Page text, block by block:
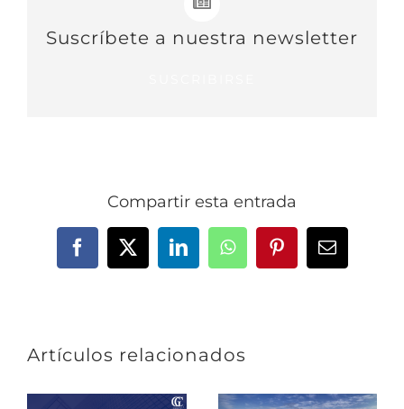
Suscríbete a nuestra newsletter
Compartir esta entrada
Facebook
X LinkedInWhatsAppPinterestCorreo
Artículos relacionados